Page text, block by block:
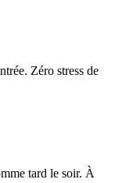
Zéro stress de
tard le soir. À